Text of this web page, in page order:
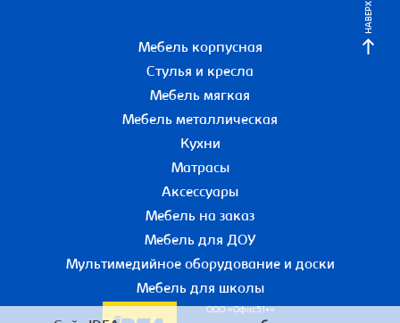
НАВЕРХ
Мебель корпусная
Стулья и кресла
Мебель мягкая
Мебель металлическая
Кухни
Матрасы
Аксессуары
Мебель на заказ
Мебель для ДОУ
Мультимедийное оборудование и доски
Мебель для школы
ООО «Офис51+»